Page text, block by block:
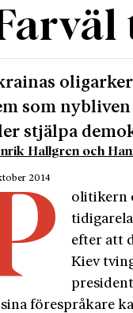
som
stjälpa
Hallgren och
2014
olitikern
efter att
Kiev
sina förespråkare